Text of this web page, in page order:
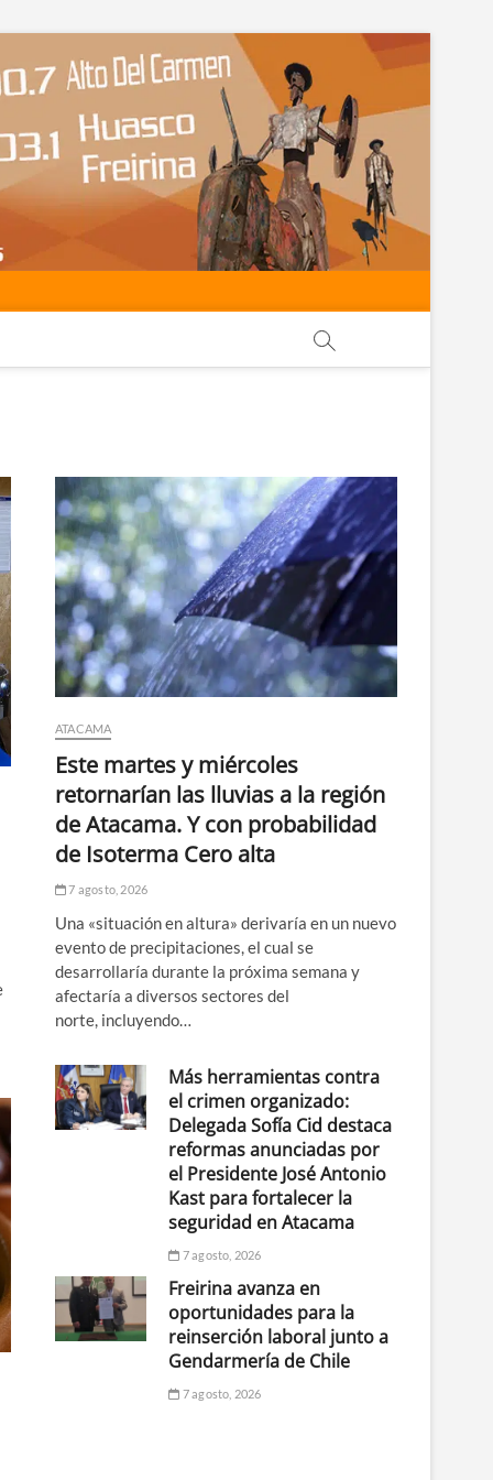
ATACAMA
Este martes y miércoles
retornarían las lluvias a la región
de Atacama. Y con probabilidad
de Isoterma Cero alta
7 agosto, 2026
Una «situación en altura» derivaría en un nuevo
evento de precipitaciones, el cual se
desarrollaría durante la próxima semana y
afectaría a diversos sectores del
norte, incluyendo…
Más herramientas contra
el crimen organizado:
Delegada Sofía Cid destaca
reformas anunciadas por
el Presidente José Antonio
Kast para fortalecer la
seguridad en Atacama
7 agosto, 2026
Freirina avanza en
oportunidades para la
reinserción laboral junto a
Gendarmería de Chile
7 agosto, 2026